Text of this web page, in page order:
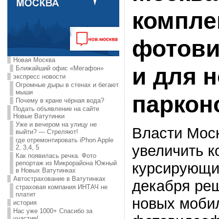
Новая Москва
Ближайший офис «Мегафон»
экспресс новости
Огромные дыры в стенах и бегают
мыши
Почему в кране чёрная вода?
Подать объявление на сайте
Новые Ватутинки
Уже и вечером на улицу не
выйти? — Стреляют!
где отремонтировать iPhon Apple
2, 3,4, 5
Как появилась речка. Фото
репортаж из Микрорайона Южный
в Новых Ватутинках
Автострахование в Ватутинках
страховая компания ИНТАЧ не
платит
история
Нас уже 1000+ Спасибо за
и для
Власти
увеличить
декабря
новых